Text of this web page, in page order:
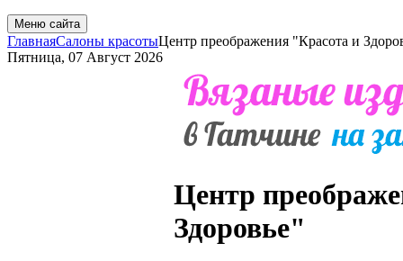
Меню сайта
ГлавнаяСалоны красотыЦентр преображения "Красота и
Пятница, 07 Август 2026
Центр
Здоровье"